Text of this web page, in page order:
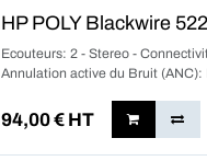
HP POLY Blackwire
Ecouteurs: 2 - Stereo -
Annulation active du Bruit (ANC):
94,00€ HT